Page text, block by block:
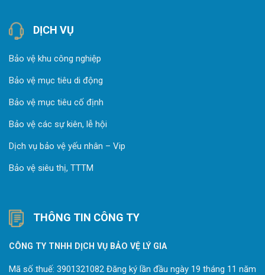
DỊCH VỤ
Bảo vệ khu công nghiệp
Bảo vệ mục tiêu di động
Bảo vệ mục tiêu cố định
Bảo vệ các sự kiên, lễ hội
Dịch vụ bảo vệ yếu nhân – Vip
Bảo vệ siêu thị, TTTM
THÔNG TIN CÔNG TY
CÔNG TY TNHH DỊCH VỤ BẢO VỆ LÝ GIA
Mã số thuế: 3901321082 Đăng ký lần đầu ngày 19 tháng 11 năm